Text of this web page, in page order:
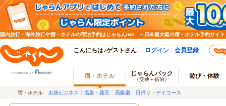
国内旅行・海外旅行や宿・ホテルの宿泊予約はじゃらんnet ～日本最大級の宿・ホテル予約サイト
こんにちは♪ゲストさん ログイン 会員登録
宿・ホテル じゃらんパック
（交通＋宿泊） 遊び・体験
宿・ホテル 出張ビジネス 温泉・露天 高級宿 日帰り・デイユース